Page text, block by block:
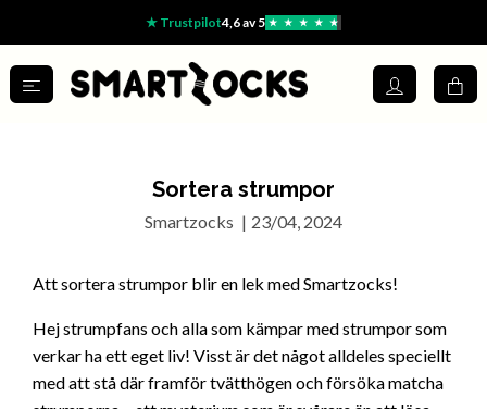
★ Trustpilot4,6 av 5 ★ ★ ★ ★ ★
Sortera strumpor
Smartzocks | 23/04, 2024
Att sortera strumpor blir en lek med Smartzocks!
Hej strumpfans och alla som kämpar med strumpor som
verkar ha ett eget liv! Visst är det något alldeles speciellt
med att stå där framför tvätthögen och försöka matcha